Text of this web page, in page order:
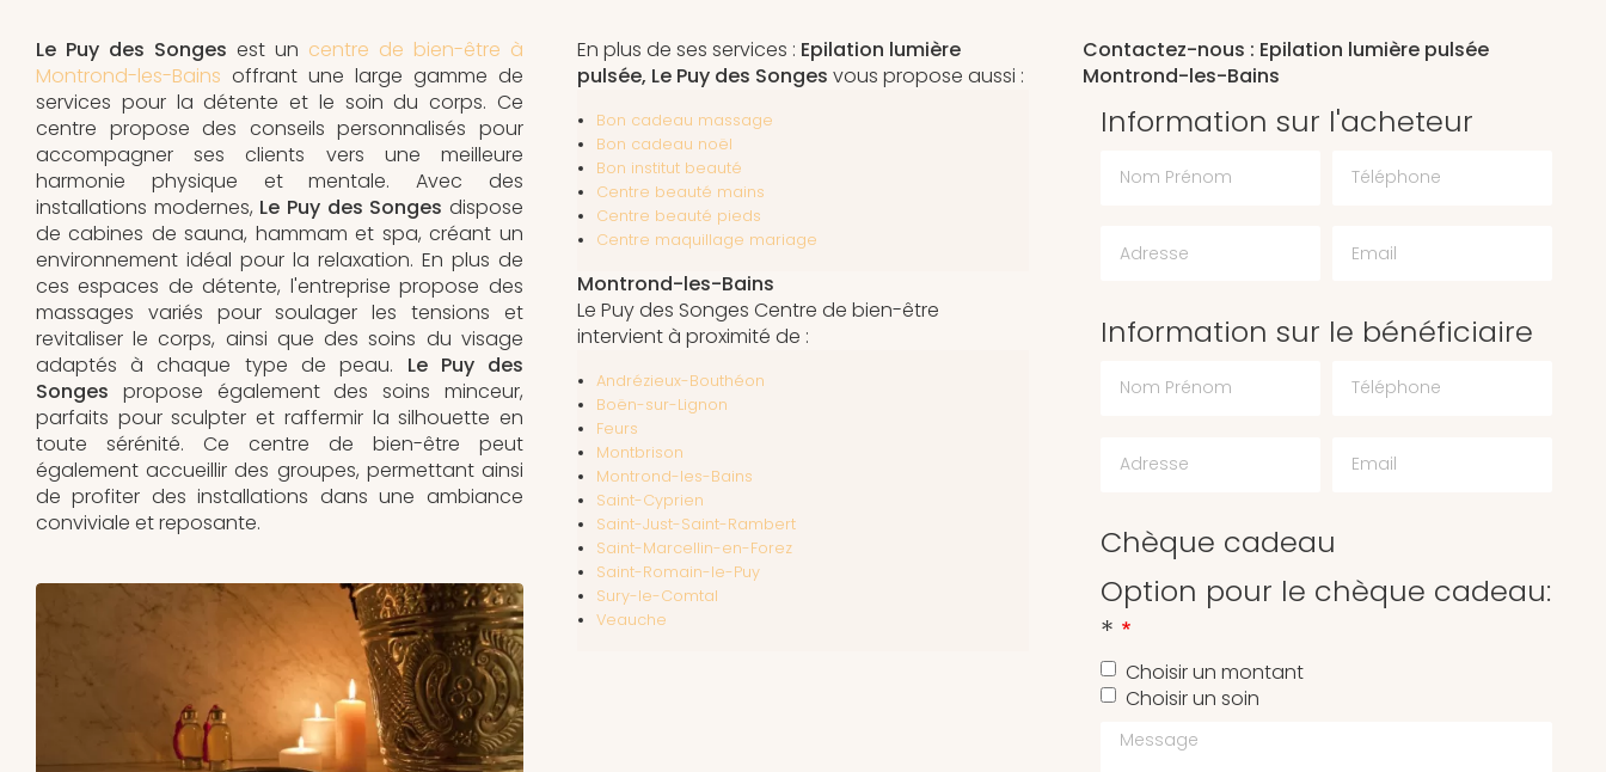
Le Puy des Songes est un centre de bien-être à
Montrond-les-Bains offrant une large gamme de
services pour la détente et le soin du corps. Ce
centre propose des conseils personnalisés pour
accompagner ses clients vers une meilleure
harmonie physique et mentale. Avec des
installations modernes, Le Puy des Songes dispose
de cabines de sauna, hammam et spa, créant un
environnement idéal pour la relaxation. En plus de
ces espaces de détente, l'entreprise propose des
massages variés pour soulager les tensions et
revitaliser le corps, ainsi que des soins du visage
adaptés à chaque type de peau. Le Puy des
Songes propose également des soins minceur,
parfaits pour sculpter et raffermir la silhouette en
toute sérénité. Ce centre de bien-être peut
également accueillir des groupes, permettant ainsi
de profiter des installations dans une ambiance
conviviale et reposante.
En plus de ses services : Epilation lumière
pulsée, Le Puy des Songes vous propose aussi :
Bon cadeau massage
Bon cadeau noël
Bon institut beauté
Centre beauté mains
Centre beauté pieds
Centre maquillage mariage
Montrond-les-Bains
Le Puy des Songes Centre de bien-être
intervient à proximité de :
Andrézieux-Bouthéon
Boën-sur-Lignon
Feurs
Montbrison
Montrond-les-Bains
Saint-Cyprien
Saint-Just-Saint-Rambert
Saint-Marcellin-en-Forez
Saint-Romain-le-Puy
Sury-le-Comtal
Veauche
Contactez-nous : Epilation lumière pulsée
Montrond-les-Bains
Information sur l'acheteur
Information sur le bénéficiaire
Chèque cadeau
Option pour le chèque cadeau:
*
Choisir un montant
Choisir un soin
Message